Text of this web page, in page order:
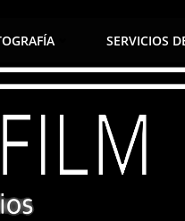
SERVICIOS